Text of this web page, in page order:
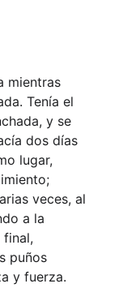
mientras
Tenía el
y se
dos días
lugar,
veces, al
a la
final,
puños
y fuerza.